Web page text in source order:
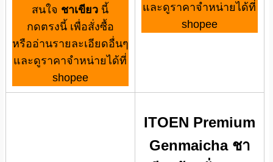
สนใจ ชาเขียว นี้
กดตรงนี้ เพื่อสั่งซื้อ
หรืออ่านรายละเอียดอื่นๆ
และดูราคาจำหน่ายได้ที่
shopee
และดูราคาจำหน่ายได้ที่
shopee
ITOEN Premium
Genmaicha ชา